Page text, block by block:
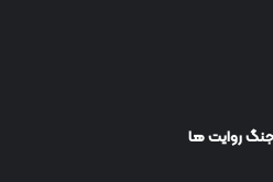
روایت ها